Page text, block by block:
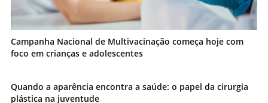
Campanha Nacional de Multivacinação começa hoje com
foco em crianças e adolescentes
Quando a aparência encontra a saúde: o papel da cirurgia
plástica na juventude